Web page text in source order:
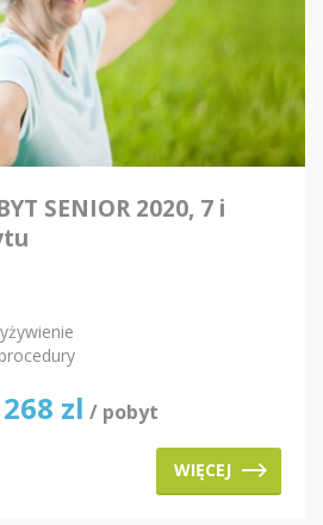
SENIOR 2020, 7 i
zl / pobyt
WIĘCEJ